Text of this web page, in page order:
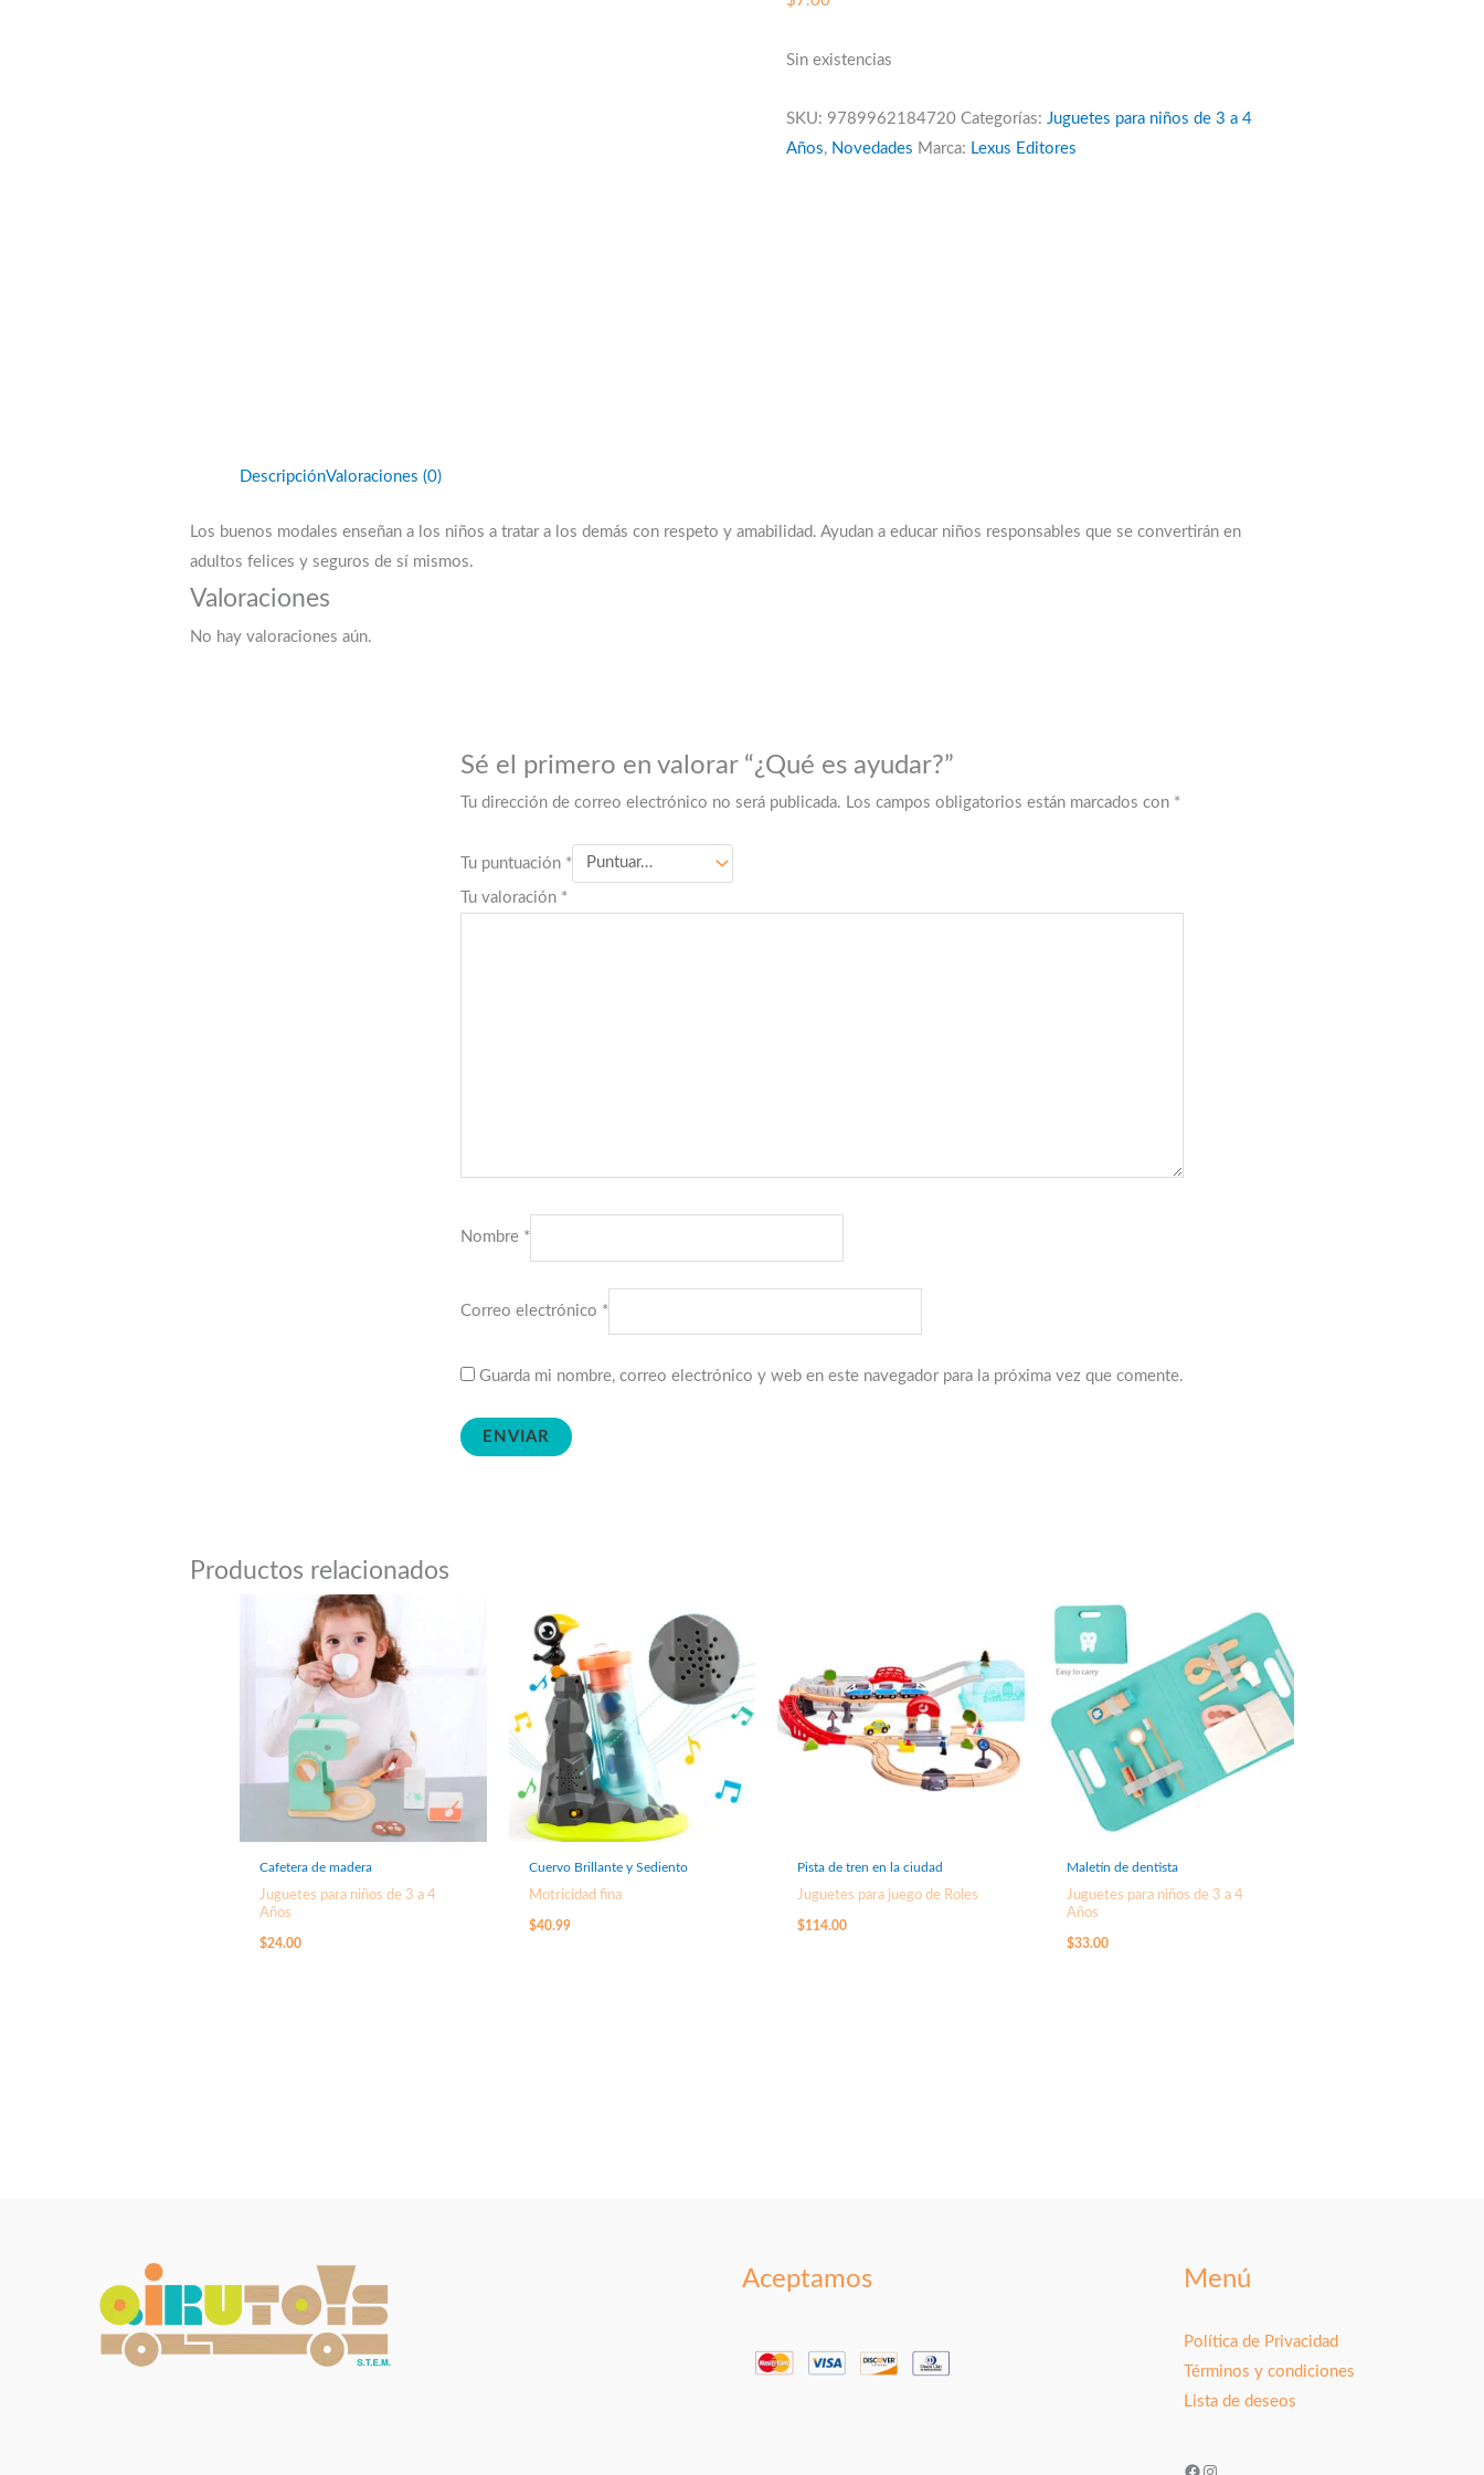
Sin existencias
SKU: 9789962184720 Categorías: Juguetes para niños de 3 a 4
Años, Novedades Marca: Lexus Editores
DescripciónValoraciones (0)
Los buenos modales enseñan a los niños a tratar a los demás con respeto y amabilidad. Ayudan a educar niños responsables que se convertirán en
adultos felices y seguros de sí mismos.
Valoraciones
No hay valoraciones aún.
Sé el primero en valorar “¿Qué es ayudar?”
Tu dirección de correo electrónico no será publicada. Los campos obligatorios están marcados con *
Tu puntuación *
Tu valoración *
Nombre *
Correo electrónico *
Guarda mi nombre, correo electrónico y web en este navegador para la próxima vez que comente.
Productos relacionados
Cafetera de madera
Juguetes para niños de 3 a 4
Años
$24.00
Cuervo Brillante y Sediento
Motricidad fina
$40.99
Pista de tren en la ciudad
Juguetes para juego de Roles
$114.00
Maletín de dentista
Juguetes para niños de 3 a 4
Años
$33.00
Aceptamos Menú
Política de Privacidad
Términos y condiciones
Lista de deseos
Facebook
Instagram